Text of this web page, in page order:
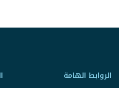
الروابط الهامة